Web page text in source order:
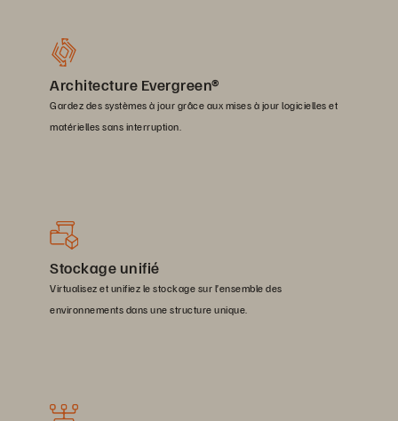
Architecture Evergreen®
Gardez des systèmes à jour grâce aux mises à jour logicielles et
matérielles sans interruption.
Stockage unifié
Virtualisez et unifiez le stockage sur l’ensemble des
environnements dans une structure unique.